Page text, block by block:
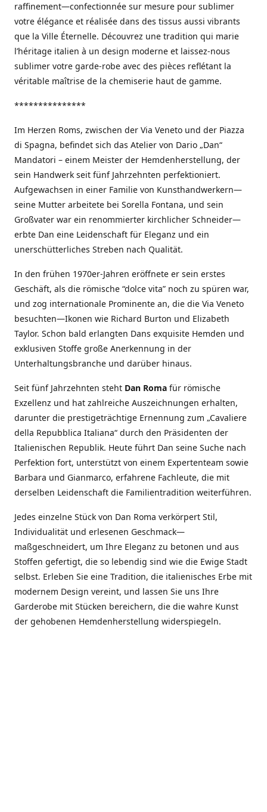
raffinement—confectionnée sur mesure pour sublimer
votre élégance et réalisée dans des tissus aussi vibrants
que la Ville Éternelle. Découvrez une tradition qui marie
l’héritage italien à un design moderne et laissez-nous
sublimer votre garde-robe avec des pièces reflétant la
véritable maîtrise de la chemiserie haut de gamme.
***************
Im Herzen Roms, zwischen der Via Veneto und der Piazza
di Spagna, befindet sich das Atelier von Dario „Dan“
Mandatori – einem Meister der Hemdenherstellung, der
sein Handwerk seit fünf Jahrzehnten perfektioniert.
Aufgewachsen in einer Familie von Kunsthandwerkern—
seine Mutter arbeitete bei Sorella Fontana, und sein
Großvater war ein renommierter kirchlicher Schneider—
erbte Dan eine Leidenschaft für Eleganz und ein
unerschütterliches Streben nach Qualität.
In den frühen 1970er-Jahren eröffnete er sein erstes
Geschäft, als die römische “dolce vita” noch zu spüren war,
und zog internationale Prominente an, die die Via Veneto
besuchten—Ikonen wie Richard Burton und Elizabeth
Taylor. Schon bald erlangten Dans exquisite Hemden und
exklusiven Stoffe große Anerkennung in der
Unterhaltungsbranche und darüber hinaus.
Seit fünf Jahrzehnten steht Dan Roma für römische
Exzellenz und hat zahlreiche Auszeichnungen erhalten,
darunter die prestigeträchtige Ernennung zum „Cavaliere
della Repubblica Italiana“ durch den Präsidenten der
Italienischen Republik. Heute führt Dan seine Suche nach
Perfektion fort, unterstützt von einem Expertenteam sowie
Barbara und Gianmarco, erfahrene Fachleute, die mit
derselben Leidenschaft die Familientradition weiterführen.
Jedes einzelne Stück von Dan Roma verkörpert Stil,
Individualität und erlesenen Geschmack—
maßgeschneidert, um Ihre Eleganz zu betonen und aus
Stoffen gefertigt, die so lebendig sind wie die Ewige Stadt
selbst. Erleben Sie eine Tradition, die italienisches Erbe mit
modernem Design vereint, und lassen Sie uns Ihre
Garderobe mit Stücken bereichern, die die wahre Kunst
der gehobenen Hemdenherstellung widerspiegeln.